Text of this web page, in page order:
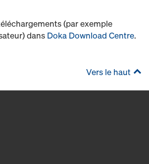
(par exemple
dans Doka Download Centre.
Vers le haut